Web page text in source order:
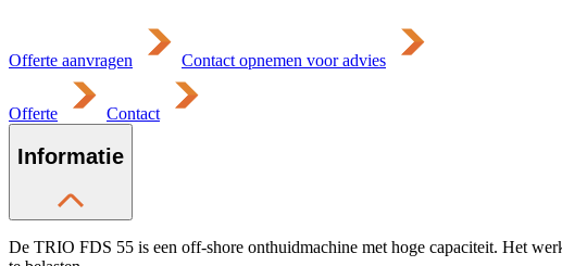
Offerte aanvragen Contact opnemen voor advies
Offerte Contact
Informatie
De TRIO FDS 55 is een off-shore onthuidmachine met hoge capaciteit. Het